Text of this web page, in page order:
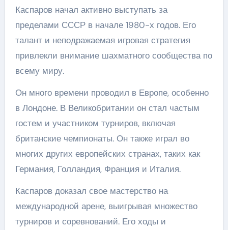
Каспаров начал активно выступать за
пределами СССР в начале 1980-х годов. Его
талант и неподражаемая игровая стратегия
привлекли внимание шахматного сообщества по
всему миру.
Он много времени проводил в Европе, особенно
в Лондоне. В Великобритании он стал частым
гостем и участником турниров, включая
британские чемпионаты. Он также играл во
многих других европейских странах, таких как
Германия, Голландия, Франция и Италия.
Каспаров доказал свое мастерство на
международной арене, выигрывая множество
турниров и соревнований. Его ходы и